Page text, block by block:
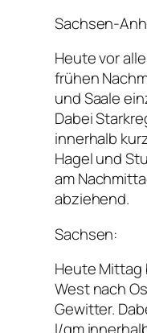
Sachsen-
Heute vor
frühen
und Saale
Dabei
innerhalb
Hagel und
am
abziehend.
Sachsen:
Heute Mittag
West nach
Gewitter.